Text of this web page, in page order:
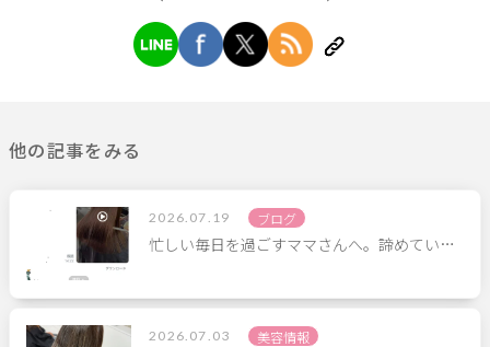
他の記事をみる
2026.07.19 ブログ
忙しい毎日を過ごすママさんへ。諦めてい…
2026.07.03 美容情報